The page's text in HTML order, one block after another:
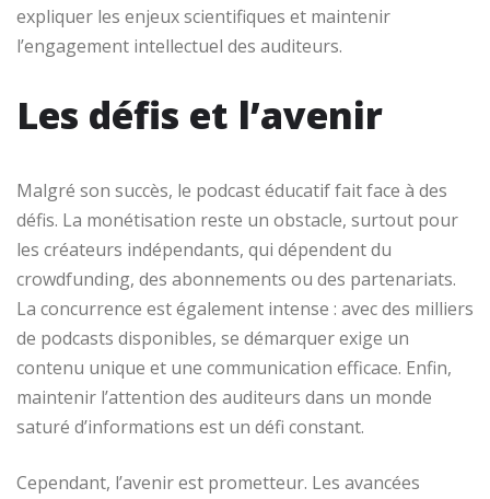
expliquer les enjeux scientifiques et maintenir
l’engagement intellectuel des auditeurs.
Les défis et l’avenir
Malgré son succès, le podcast éducatif fait face à des
défis. La monétisation reste un obstacle, surtout pour
les créateurs indépendants, qui dépendent du
crowdfunding, des abonnements ou des partenariats.
La concurrence est également intense : avec des milliers
de podcasts disponibles, se démarquer exige un
contenu unique et une communication efficace. Enfin,
maintenir l’attention des auditeurs dans un monde
saturé d’informations est un défi constant.
Cependant, l’avenir est prometteur. Les avancées